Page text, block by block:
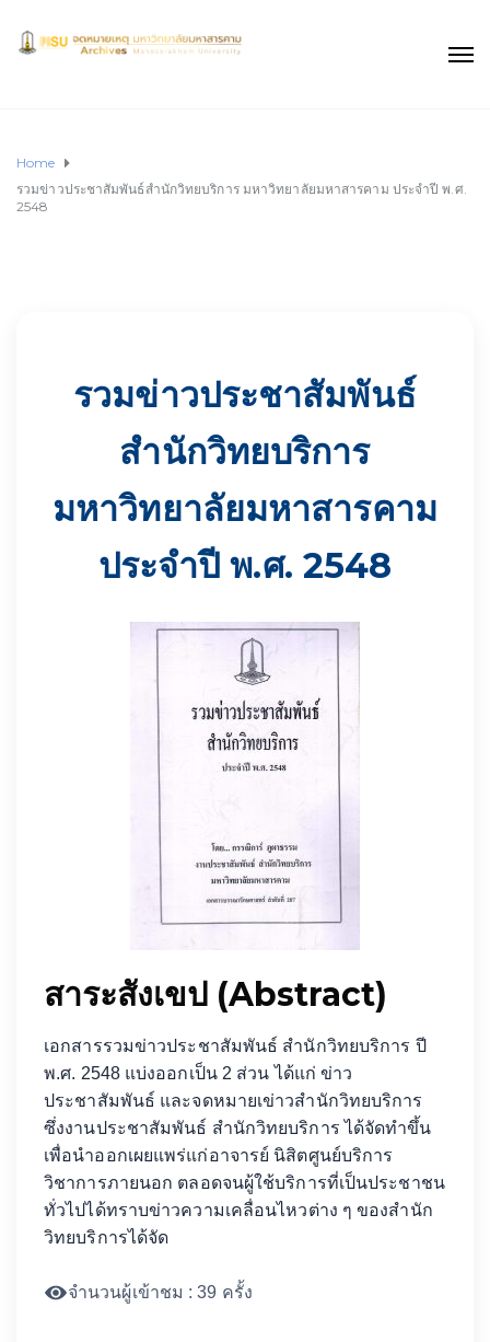
Home
รวมข่าวประชาสัมพันธ์สำนักวิทยบริการ มหาวิทยาลัยมหาสารคาม ประจำปี พ.ศ.
2548
รวมข่าวประชาสัมพันธ์
สำนักวิทยบริการ
มหาวิทยาลัยมหาสารคาม
ประจำปี พ.ศ. 2548
สาระสังเขป (Abstract)
เอกสารรวมข่าวประชาสัมพันธ์ สำนักวิทยบริการ ปี
พ.ศ. 2548 แบ่งออกเป็น 2 ส่วน ได้แก่ ข่าว
ประชาสัมพันธ์ และจดหมายเข่าวสำนักวิทยบริการ
ซึ่งงานประชาสัมพันธ์ สำนักวิทยบริการ ได้จัดทำขึ้น
เพื่อนำออกเผยแพร่แก่อาจารย์ นิสิตศูนย์บริการ
วิชาการภายนอก ตลอดจนผู้ใช้บริการที่เป็นประชาชน
ทั่วไปได้ทราบข่าวความเคลื่อนไหวต่าง ๆ ของสำนัก
วิทยบริการได้จัด
จำนวนผู้เข้าชม : 39 ครั้ง